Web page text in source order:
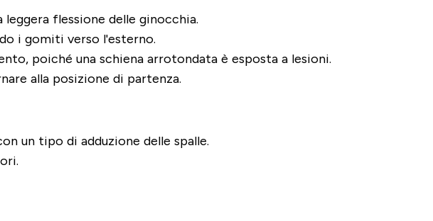
flessione delle ginocchia.
i gomiti verso l'esterno.
poiché una schiena arrotondata è esposta a lesioni.
alla posizione di partenza.
un tipo di adduzione delle spalle.